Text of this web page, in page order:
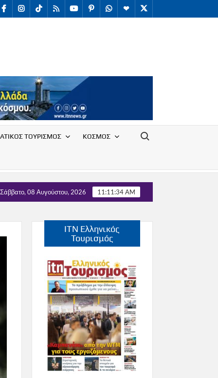
facebookInstagram
TikTokRSS youtubePinterestWhatsApp
Telegram
X
ΤΟΥΡΙΣΜΟΣ ΚΟΣΜΟΣ
Search for:
Υπαλλήλων Ε.Ο.Τ. με τον Τομέα Τουρισμού του κόμματος
Σάββατο, 08 Αυγούστου, 2026 11:11:36 AM
ITN Ελληνικός
Τουρισμός